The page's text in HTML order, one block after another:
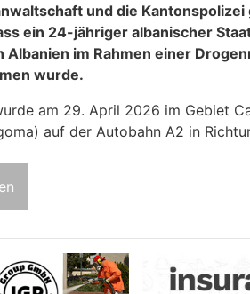
und die Kantonspolizei
ein 24-jähriger albanischer
Albanien im Rahmen einer
wurde.
am 29. April 2026 im Gebiet
auf der Autobahn A2 in